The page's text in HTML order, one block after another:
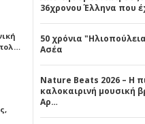
36χρονου Έλληνα που
50 χρόνια
Ασέα
Nature Beats 2026 – Η
καλοκαιρινή μουσική
Αρ…